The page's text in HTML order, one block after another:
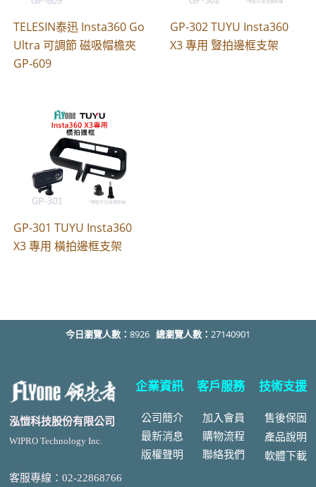
TELESIN泰迅 Insta360 Go
Ultra 可調節 磁吸帽檐夾
GP-609
GP-302 TUYU Insta360
X3 專用 豎拍邊框支架
GP-301 TUYU Insta360
X3 專用 橫拍邊框支架
今日瀏覽人數： 8926 總瀏覽人數： 27140901
泓愷科技股份有限公司
WIPRO Technology Inc.
客服專線：02-22868766
企業資訊
公司簡介
最新消息
版權聲明
客戶服務
加入會員
購物流程
聯絡我們
技術支援
售後保固
產品說明
軟體下載